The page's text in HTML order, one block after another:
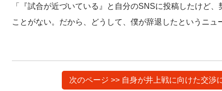
「『試合が近づいている』と自分のSNSに投稿したけど
ことがない。だから、どうして、僕が辞退したというニュ
次のページ >> 自身が井上戦に向けた交渉